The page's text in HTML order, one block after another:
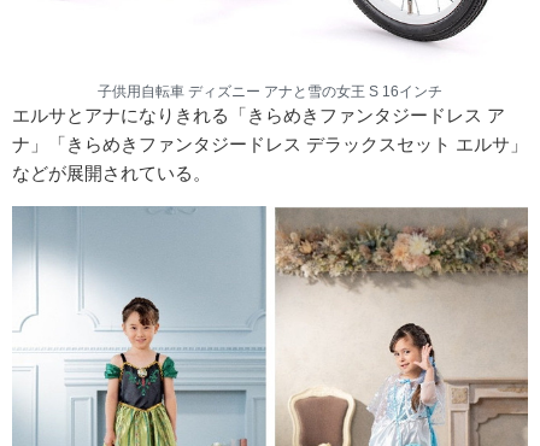
子供用自転車 ディズニー アナと雪の女王 S 16インチ
エルサとアナになりきれる「きらめきファンタジードレス ア
ナ」「きらめきファンタジードレス デラックスセット エルサ」
などが展開されている。